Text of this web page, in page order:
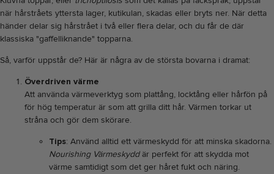
när hårstråets yttersta lager, kutikulan, skadas eller bryts ner. När detta
händer delar sig hårstrået i två eller flera delar, och du får de där
klassiska "gaffelliknande" topparna.
Så, varför uppstår de? Här är några av de största bovarna i dramat:
Överdriven värme
Att använda värmeverktyg som plattång, locktång eller hårfön på
för hög temperatur är som att grilla ditt hår. Värmen torkar ut
stråna och gör dem skörare.
Tips: Använd alltid ett värmeskydd för att minska skadorna.
Nourishing Värmeskyddär perfekt för att skydda mot
värme samtidigt som det ger håret fukt och näring.